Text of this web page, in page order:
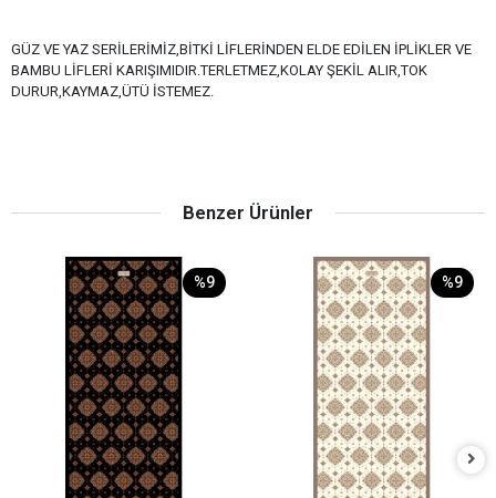
GÜZ VE YAZ SERİLERİMİZ,BİTKİ LİFLERİNDEN ELDE EDİLEN İPLİKLER VE
BAMBU LİFLERİ KARIŞIMIDIR.TERLETMEZ,KOLAY ŞEKİL ALIR,TOK
DURUR,KAYMAZ,ÜTÜ İSTEMEZ.
Benzer Ürünler
%9 %9